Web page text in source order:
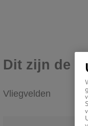
Dit zijn de
Vliegvelden